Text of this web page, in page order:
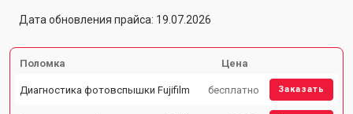
Дата обновления прайса: 19.07.2026
Поломка Цена
Диагностика фотовспышки Fujifilm бесплатно Заказать